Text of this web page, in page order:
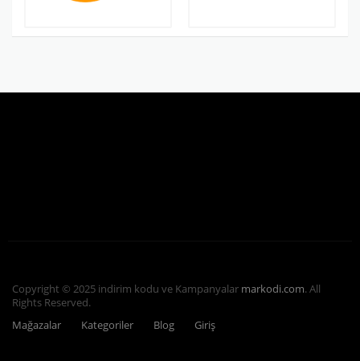
Copyright © 2025 indirim kodu ve Kampanyalar markodi.com. All
Rights Reserved.
Mağazalar
Kategoriler Blog Giriş